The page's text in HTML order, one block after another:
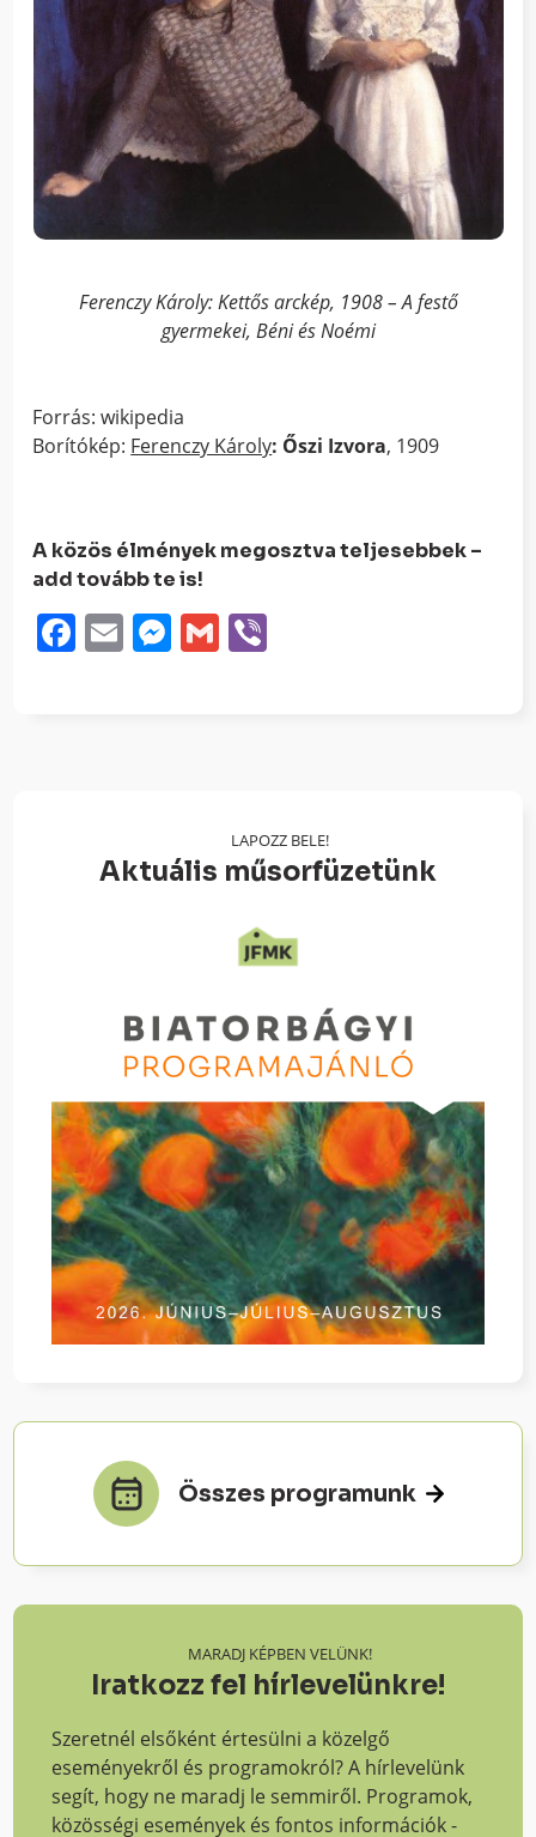
Ferenczy Károly: Kettős arckép, 1908 – A festő
gyermekei, Béni és Noémi
Forrás: wikipedia
Borítókép: Ferenczy Károly: Őszi Izvora, 1909
A közös élmények megosztva teljesebbek –
add tovább te is!
Facebook
EmailMessenger
Gmail
LAPOZZ BELE!
Aktuális műsorfüzetünk
Összes programunk
MARADJ KÉPBEN VELÜNK!
Iratkozz fel hírlevelünkre!
Szeretnél elsőként értesülni a közelgő
eseményekről és programokról? A hírlevelünk
segít, hogy ne maradj le semmiről. Programok,
közösségi események és fontos információk -